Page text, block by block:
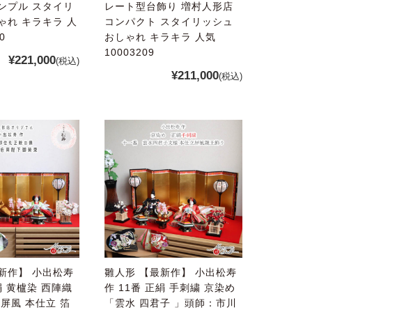
プル スタイリ
れ キラキラ 人
¥221,000(税込)
レート型台飾り 増村人形店
コンパクト スタイリッシュ
おしゃれ キラキラ 人気
10003209
¥211,000(税込)
作】 小出松寿
黄櫨染 西陣織
風 本仕立 箔
雛人形 【最新作】 小出松寿
作 11番 正絹 手刺繍 京染め
「雲水 四君子 」頭師：市川